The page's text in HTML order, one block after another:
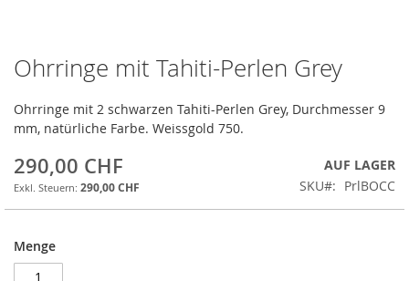
Zum
Anfang
Bildgalerie
springen
Ohrringe mit Tahiti-Perlen Grey
Ohrringe mit 2 schwarzen Tahiti-Perlen Grey, Durchmesser 9
mm, natürliche Farbe. Weissgold 750.
290,00 CHF
290,00 CHF
AUF LAGER
SKU
PrlBOCC
Menge